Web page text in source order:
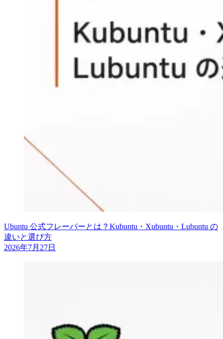
Ubuntu 公式フレーバーとは？Kubuntu・Xubuntu・Lubuntu の
違いと選び方
2026年7月27日